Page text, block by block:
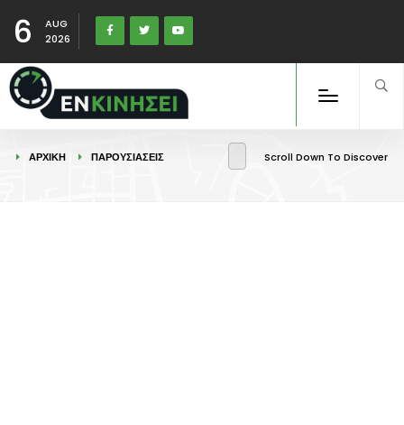
6
AUG
2026
ΑΡΧΙΚΉ ΠΑΡΟΥΣΙΑΣΕΙΣ Scroll Down To Discover